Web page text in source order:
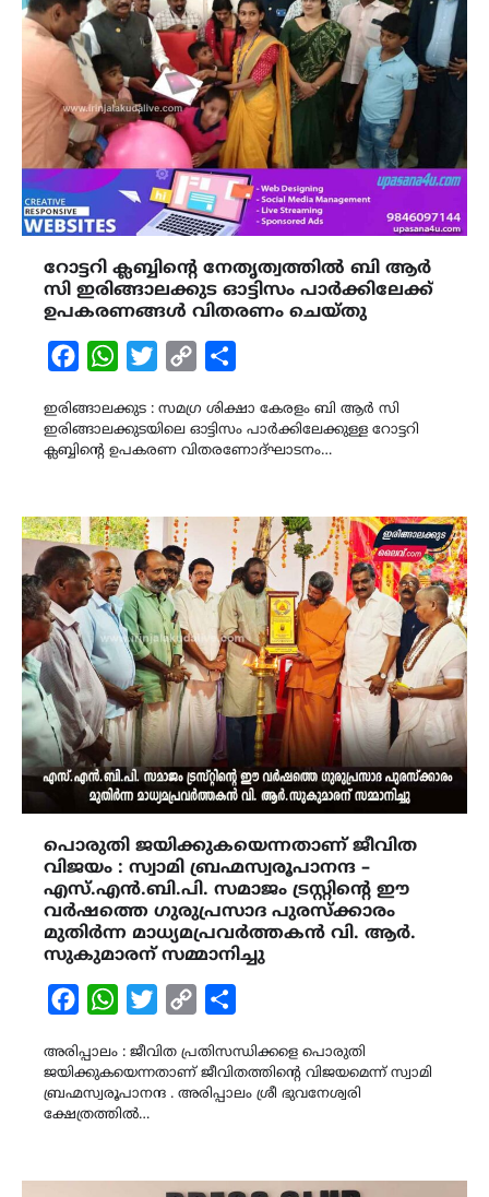
റോട്ടറി ക്ലബ്ബിന്‍റെ നേതൃത്വത്തിൽ ബി ആർ
സി ഇരിങ്ങാലക്കുട ഓട്ടിസം പാർക്കിലേക്ക്
ഉപകരണങ്ങൾ വിതരണം ചെയ്തു
FacebookWhatsAppTwitterCopy
ഇരിങ്ങാലക്കുട : സമഗ്ര ശിക്ഷാ കേരളം ബി ആർ സി
ഇരിങ്ങാലക്കുടയിലെ ഓട്ടിസം പാർക്കിലേക്കുള്ള റോട്ടറി
ക്ലബ്ബിന്‍റെ ഉപകരണ വിതരണോദ്ഘാടനം…
പൊരുതി ജയിക്കുകയെന്നതാണ് ജീവിത
വിജയം : സ്വാമി ബ്രഹ്മസ്വരൂപാനന്ദ –
എസ്.എൻ.ബി.പി. സമാജം ട്രസ്റ്റിന്റെ ഈ
വർഷത്തെ ഗുരുപ്രസാദ പുരസ്ക്കാരം
മുതിർന്ന മാധ്യമപ്രവർത്തകൻ വി. ആർ.
സുകുമാരന് സമ്മാനിച്ചു
FacebookWhatsAppTwitterCopy
അരിപ്പാലം : ജീവിത പ്രതിസന്ധിക്കളെ പൊരുതി
ജയിക്കുകയെന്നതാണ് ജീവിതത്തിന്റെ വിജയമെന്ന് സ്വാമി
ബ്രഹ്മസ്വരൂപാനന്ദ . അരിപ്പാലം ശ്രീ ഭുവനേശ്വരി
ക്ഷേത്രത്തിൽ…